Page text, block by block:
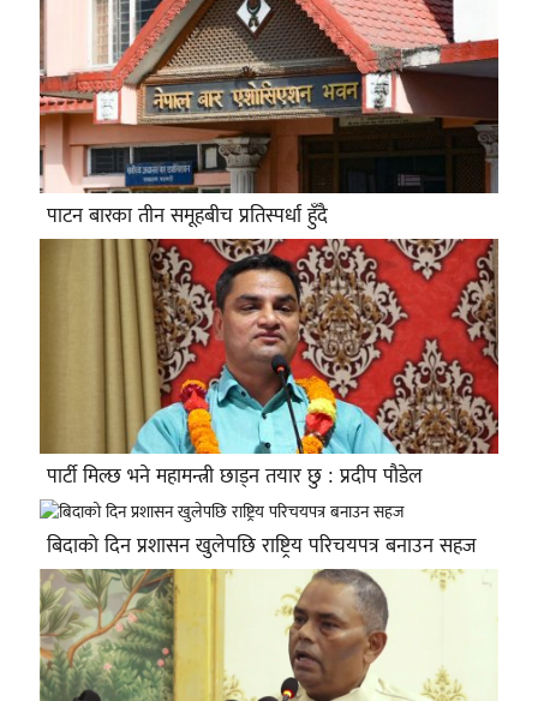
पाटन बारका तीन समूहबीच प्रतिस्पर्धा हुँदै
पार्टी मिल्छ भने महामन्त्री छाड्न तयार छु : प्रदीप पौडेल
बिदाको दिन प्रशासन खुलेपछि राष्ट्रिय परिचयपत्र बनाउन सहज